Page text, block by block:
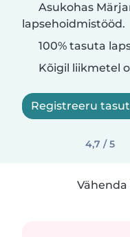
Asukohas
lapsehoidmistööd.
100% tasuta
Kõigil liikmetel
Registreeru
4,7 / 5